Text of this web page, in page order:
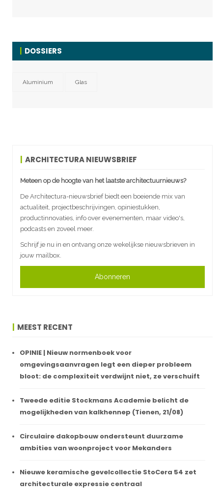
DOSSIERS
Aluminium Glas
ARCHITECTURA NIEUWSBRIEF
Meteen op de hoogte van het laatste architectuurnieuws?
De Architectura-nieuwsbrief biedt een boeiende mix van
actualiteit, projectbeschrijvingen, opiniestukken,
productinnovaties, info over evenementen, maar video's,
podcasts en zoveel meer.
Schrijf je nu in en ontvang onze wekelijkse nieuwsbrieven in
jouw mailbox.
Abonneren
MEEST RECENT
OPINIE | Nieuw normenboek voor
omgevingsaanvragen legt een dieper probleem
bloot: de complexiteit verdwijnt niet, ze verschuift
Tweede editie Stockmans Academie belicht de
mogelijkheden van kalkhennep (Tienen, 21/08)
Circulaire dakopbouw ondersteunt duurzame
ambities van woonproject voor Mekanders
Nieuwe keramische gevelcollectie StoCera 54 zet
architecturale expressie centraal